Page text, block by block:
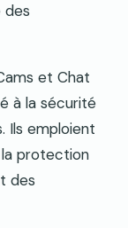
des
et Chat
à la sécurité
Ils emploient
protection
des